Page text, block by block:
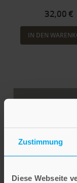
Zustimmung
Diese Webseite
32,00 €
IN DEN